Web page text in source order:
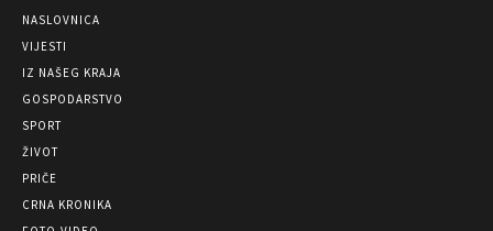
NASLOVNICA
VIJESTI
IZ NAŠEG KRAJA
GOSPODARSTVO
SPORT
ŽIVOT
PRIČE
CRNA KRONIKA